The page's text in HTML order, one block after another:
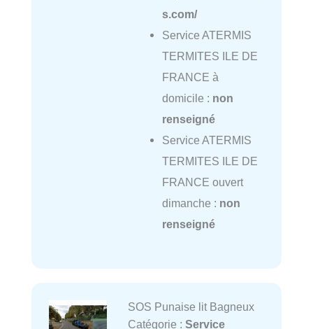
s.com/
Service ATERMIS
TERMITES ILE DE
FRANCE à
domicile : non
renseigné
Service ATERMIS
TERMITES ILE DE
FRANCE ouvert
dimanche : non
renseigné
SOS Punaise lit Bagneux
Catégorie : Service